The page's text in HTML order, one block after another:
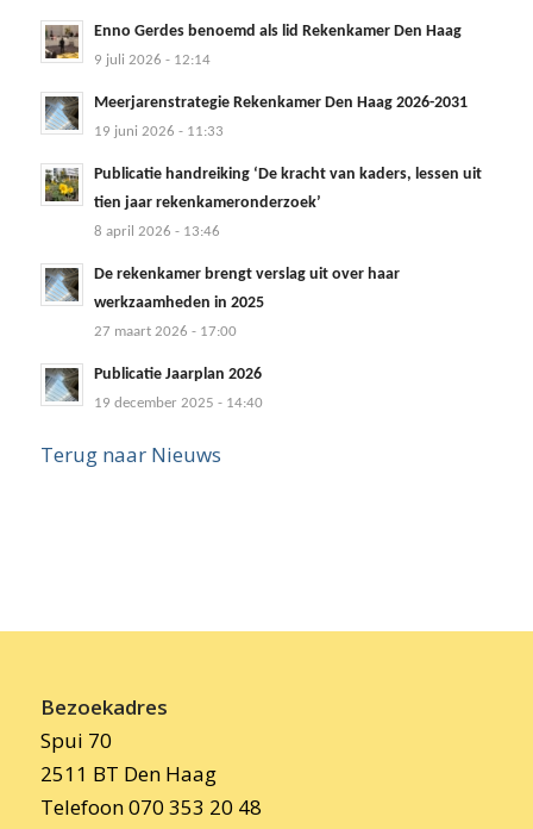
Enno Gerdes benoemd als lid Rekenkamer Den Haag
9 juli 2026 - 12:14
Meerjarenstrategie Rekenkamer Den Haag 2026-2031
19 juni 2026 - 11:33
Publicatie handreiking ‘De kracht van kaders, lessen uit
tien jaar rekenkameronderzoek’
8 april 2026 - 13:46
De rekenkamer brengt verslag uit over haar
werkzaamheden in 2025
27 maart 2026 - 17:00
Publicatie Jaarplan 2026
19 december 2025 - 14:40
Terug naar Nieuws
Bezoekadres
Spui 70
2511 BT Den Haag
Telefoon 070 353 20 48